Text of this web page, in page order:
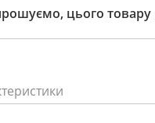
цього товару